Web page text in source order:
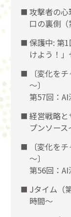
攻撃者の
口の裏側（
保護中: 第
けよう！
〔変化を
〜〕
第57回：AI
経営戦略
プンソース
〔変化を
〜〕
第56回：AI
Jタイム（
時間～